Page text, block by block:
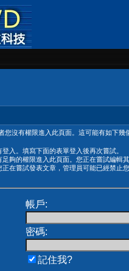
您沒有權限進入此頁面。這可能有如下幾
登入。填寫下面的表單登入後再次嘗試。
足夠的權限進入此頁面。您正在嘗試編輯
正在嘗試發表文章，管理員可能已經禁止
帳戶:
密碼:
記住我?